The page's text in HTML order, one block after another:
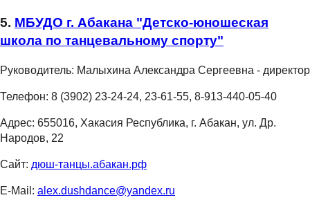
5. МБУДО г. Абакана "Детско-юношеская
школа по танцевальному спорту"
Руководитель: Малыхина Александра Сергеевна - директор
Телефон: 8 (3902) 23-24-24, 23-61-55, 8-913-440-05-40
Адрес: 655016, Хакасия Республика, г. Абакан, ул. Др.
Народов, 22
Сайт: дюш-танцы.абакан.рф
E-Mail: alex.dushdance@yandex.ru